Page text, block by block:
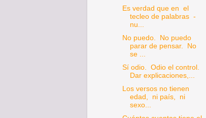
Es verdad que en el
tecleo de palabras -
nu...
No puedo. No puedo
parar de pensar. No
se ...
Sí odio. Odio el control.
Dar explicaciones,...
Los versos no tienen
edad, ni país, ni
sexo...